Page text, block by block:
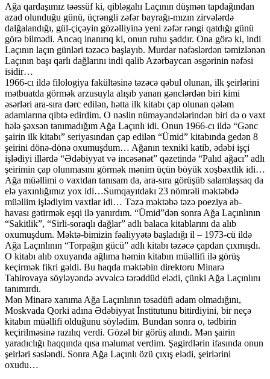
Ağa qardaşımız təəssüf ki, qibləgahı Laçının düşmən tapdağından
azad olunduğu günü, üçrəngli zəfər bayrağı-mızın zirvələrdə
dalğalandığı, gül-çiçəyin gözəlliyinə yeni zəfər rəngi qatdığı günü
görə bilmədi. Ancaq inanırıq ki, onun ruhu şaddır. Ona görə ki, indi
Laçının laçın günləri təzəcə başlayıb. Murdar nəfəslərdən təmizlənən
Laçının başı qarlı dağlarını indi qalib Azərbaycan əsgərinin nəfəsi
isidir…
1966-cı ildə filologiya fakültəsinə təzəcə qəbul olunan, ilk şeirlərini
mətbuatda görmək arzusuyla alışıb yanan gənclərdən biri kimi
əsərləri ara-sıra dərc edilən, hətta ilk kitabı çap olunan qələm
adamlarına qibtə edirdim. O nəslin nümayəndələrindən biri də o vaxt
hələ şəxsən tanımadığım Ağa Laçınlı idi. Onun 1966-cı ildə “Gənc
şairin ilk kitabı” seriyasından çap edilən “Ümid” kitabında gedən 8
şeirini dönə-dönə oxumuşdum… Ağanın texniki katib, ədəbi işçi
işlədiyi illərdə “Ədəbiyyat və incəsənət” qəzetində “Palıd ağacı” adlı
şeirimin çap olunmasını görmək mənim üçün böyük xoşbəxtlik idi…
Ağa müəllimi o vaxtdan tanısam da, ara-sıra görüşüb salamlaşsaq da
elə yaxınlığımız yox idi…Sumqayıtdakı 23 nömrəli məktəbdə
müəllim işlədiyim vaxtlar idi… Təzə məktəbə təzə poeziya ab-
havası gətirmək eşqi ilə yanırdım. “Ümid”dən sonra Ağa Laçınlının
“Sakitlik”, “Sirli-soraqlı dağlar” adlı balaca kitablarını da alıb
oxumuşdum. Məktə-bimizin fəaliyyətə başladığı il – 1973-cü ildə
Ağa Laçınlının “Torpağın gücü” adlı kitabı təzəcə çapdan çıxmışdı.
O kitabı alıb oxuyanda ağlıma həmin kitabın müəllifi ilə görüş
keçirmək fikri gəldi. Bu haqda məktəbin direktoru Minarə
Tahirovaya söyləyəndə əvvəlcə tərəddüd elədi, çünki Ağa Laçınlını
tanımırdı.
Mən Minarə xanıma Ağa Laçınlının təsadüfi adam olmadığını,
Moskvada Qorki adına Ədəbiyyat İnstitutunu bitirdiyini, bir neçə
kitabın müəllifi olduğunu söylədim. Bundan sonra o, tədbirin
keçirilməsinə razılıq verdi. Gözəl bir görüş alındı. Mən şairin
yaradıclığı haqqında qısa məlumat verdim. Şagirdlərin ifasında onun
şeirləri səsləndi. Sonra Ağa Laçınlı özü çıxış elədi, şeirlərini
oxudu…